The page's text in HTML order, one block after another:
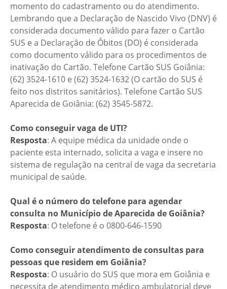
momento do cadastramento ou do atendimento.
Lembrando que a Declaração de Nascido Vivo (DNV) é
considerada documento válido para fazer o Cartão
SUS e a Declaração de Óbitos (DO) é considerada
como documento válido para os procedimentos de
inativação do Cartão. Telefone Cartão SUS Goiânia:
(62) 3524-1610 e (62) 3524-1632 (O cartão do SUS é
feito nos distritos sanitários). Telefone Cartão SUS
Aparecida de Goiânia: (62) 3545-5872.
Como conseguir vaga de UTI?
Resposta: A equipe médica da unidade onde o
paciente esta internado, solicita a vaga e insere no
sistema de regulação na central de vaga da secretaria
municipal de saúde.
Qual é o número do telefone para agendar
consulta no Município de Aparecida de Goiânia?
Resposta: O telefone é o 0800-646-1590
Como conseguir atendimento de consultas para
pessoas que residem em Goiânia?
Resposta: O usuário do SUS que mora em Goiânia e
necessita de atendimento médico ambulatorial deve